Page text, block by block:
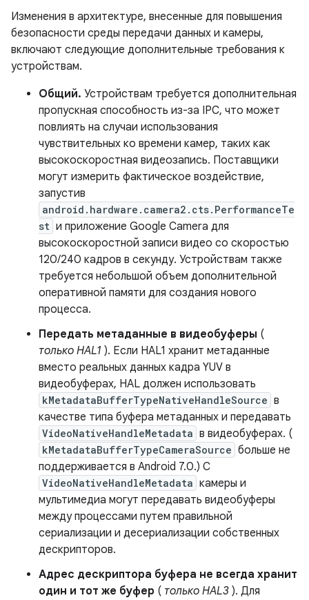
Изменения в архитектуре, внесенные для повышения
безопасности среды передачи данных и камеры,
включают следующие дополнительные требования к
устройствам.
Общий. Устройствам требуется дополнительная
пропускная способность из-за IPC, что может
повлиять на случаи использования
чувствительных ко времени камер, таких как
высокоскоростная видеозапись. Поставщики
могут измерить фактическое воздействие,
запустив
android.hardware.camera2.cts.PerformanceTe
st и приложение Google Camera для
высокоскоростной записи видео со скоростью
120/240 кадров в секунду. Устройствам также
требуется небольшой объем дополнительной
оперативной памяти для создания нового
процесса.
Передать метаданные в видеобуферы (
только HAL1 ). Если HAL1 хранит метаданные
вместо реальных данных кадра YUV в
видеобуферах, HAL должен использовать
kMetadataBufferTypeNativeHandleSource в
качестве типа буфера метаданных и передавать
VideoNativeHandleMetadata в видеобуферах. (
kMetadataBufferTypeCameraSource больше не
поддерживается в Android 7.0.) С
VideoNativeHandleMetadata камеры и
мультимедиа могут передавать видеобуферы
между процессами путем правильной
сериализации и десериализации собственных
дескрипторов.
Адрес дескриптора буфера не всегда хранит
один и тот же буфер ( только HAL3 ). Для